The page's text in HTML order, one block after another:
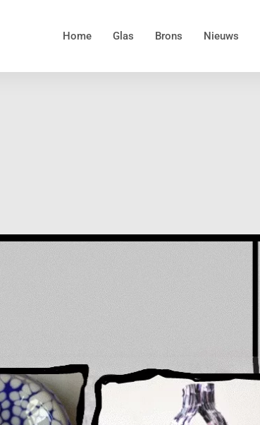
Home Glas Brons Nieuws